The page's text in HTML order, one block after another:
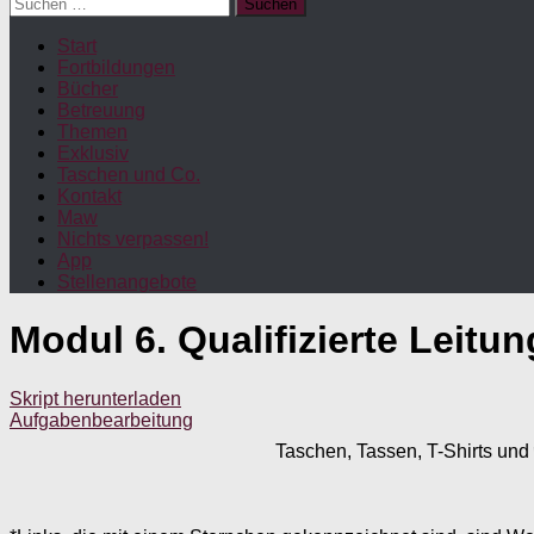
nach:
Start
Fortbildungen
Bücher
Betreuung
Themen
Exklusiv
Taschen und Co.
Kontakt
Maw
Nichts verpassen!
App
Stellenangebote
Modul 6. Qualifizierte
Skript herunterladen
Aufgabenbearbeitung
Taschen, Tassen, T-Shirts